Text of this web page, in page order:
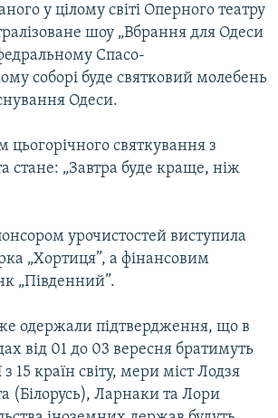
у цілому світі Оперного театру
шоу „Вбрання для Одеси
Спасо-
соборі буде святковий молебень
Одеси.
цьогорічного святкування з
стане: „Завтра буде краще, ніж
урочистостей виступила
„Хортиця”, а фінансовим
„Південний”.
одержали підтвердження, що в
від 01 до 03 вересня братимуть
з 15 країн світу, мери міст Лодзя
(Білорусь), Ларнаки та Лори